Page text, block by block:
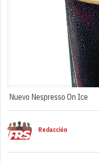
Nuevo Nespresso On Ice
Redacción